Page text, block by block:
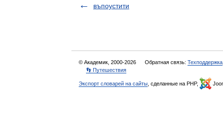
въпоустити
© Академик, 2000-2026 Обратная связь: Техподдержка
👣 Путешествия
Экспорт словарей на сайты , сделанные на PHP,